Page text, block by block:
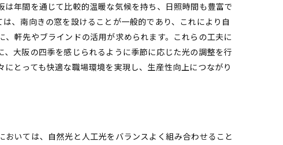
方法
年間を通じて比較的温暖な気候を持ち、日照時間も豊富で
、南向きの窓を設けることが一般的であり、これにより自
軒先やブラインドの活用が求められます。これらの工夫に
大阪の四季を感じられるように季節に応じた光の調整を行
とっても快適な職場環境を実現し、生産性向上につながり
いては、自然光と人工光をバランスよく組み合わせること